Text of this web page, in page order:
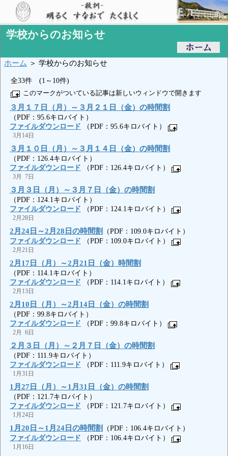
学校からのお知らせ
ホーム ＞ 学校からのお知らせ
全33件 (1～10件)
このマークがついている記事は新しいウィンドウで開きます
３月１７日（月）～３月２１日（金）の時間割
（PDF：95.6キロバイト）
ファイルダウンロード （PDF：95.6キロバイト）
3月14日
３月１０日（月）～３月１４日（金）の時間割
（PDF：126.4キロバイト）
ファイルダウンロード （PDF：126.4キロバイト）
3月 7日
３月３日（月）～３月７日（金）の時間割
（PDF：124.1キロバイト）
ファイルダウンロード （PDF：124.1キロバイト）
2月28日
2月24日～2月28日の時間割
（PDF：109.0キロバイト）
ファイルダウンロード （PDF：109.0キロバイト）
2月21日
2月17日（月）～2月21日（金）時間割
（PDF：114.1キロバイト）
ファイルダウンロード （PDF：114.1キロバイト）
2月13日
2月10日（月）～2月14日（金）の時間割
（PDF：99.8キロバイト）
ファイルダウンロード （PDF：99.8キロバイト）
2月 6日
２月３日（月）～２月７日（金）の時間割
（PDF：111.9キロバイト）
ファイルダウンロード （PDF：111.9キロバイト）
1月31日
1月27日（月）～1月31日（金）の時間割
（PDF：121.7キロバイト）
ファイルダウンロード （PDF：121.7キロバイト）
1月24日
1月20日～1月24日の時間割
（PDF：106.4キロバイト）
ファイルダウンロード （PDF：106.4キロバイト）
1月16日